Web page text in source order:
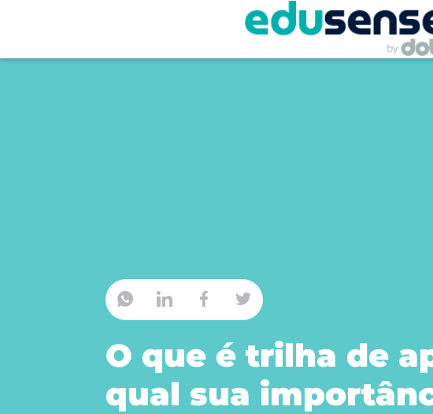
O que é trilha de
qual sua